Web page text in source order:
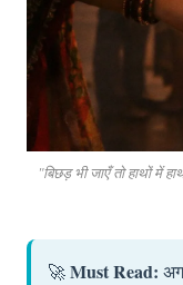
"बिछड़ भी जाएँ तो हाथों में
🚀Must Read: